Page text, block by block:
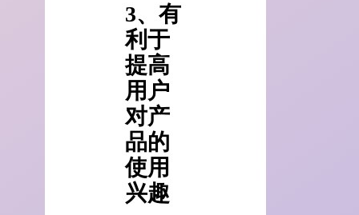
3、有
利于
提高
用户
对产
品的
使用
兴趣